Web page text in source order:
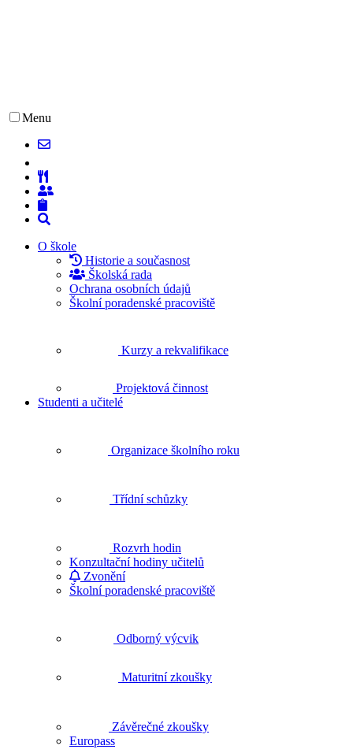
Menu
O škole
Historie a současnost
Školská rada
Ochrana osobních údajů
Školní poradenské pracoviště
Kurzy a rekvalifikace
Projektová činnost
Studenti a učitelé
Organizace školního roku
Třídní schůzky
Rozvrh hodin
Konzultační hodiny učitelů
Zvonění
Školní poradenské pracoviště
Odborný výcvik
Maturitní zkoušky
Závěrečné zkoušky
Europass